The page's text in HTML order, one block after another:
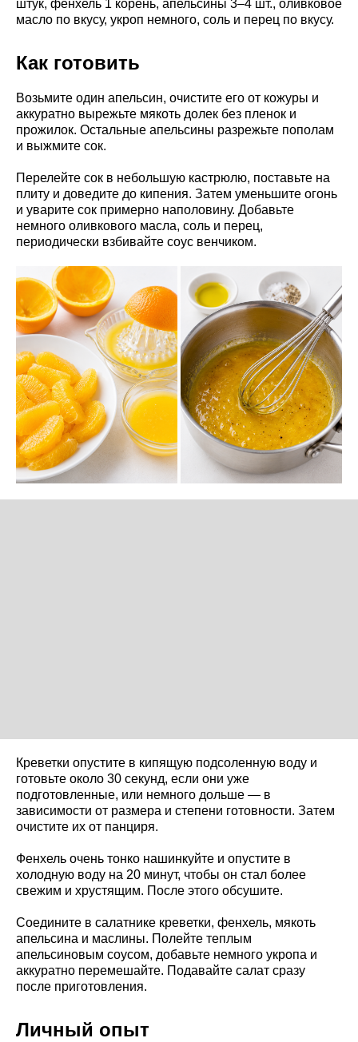
штук, фенхель 1 корень, апельсины 3–4 шт., оливковое
масло по вкусу, укроп немного, соль и перец по вкусу.
Как готовить
Возьмите один апельсин, очистите его от кожуры и
аккуратно вырежьте мякоть долек без пленок и
прожилок. Остальные апельсины разрежьте пополам
и выжмите сок.
Перелейте сок в небольшую кастрюлю, поставьте на
плиту и доведите до кипения. Затем уменьшите огонь
и уварите сок примерно наполовину. Добавьте
немного оливкового масла, соль и перец,
периодически взбивайте соус венчиком.
Креветки опустите в кипящую подсоленную воду и
готовьте около 30 секунд, если они уже
подготовленные, или немного дольше — в
зависимости от размера и степени готовности. Затем
очистите их от панциря.
Фенхель очень тонко нашинкуйте и опустите в
холодную воду на 20 минут, чтобы он стал более
свежим и хрустящим. После этого обсушите.
Соедините в салатнике креветки, фенхель, мякоть
апельсина и маслины. Полейте теплым
апельсиновым соусом, добавьте немного укропа и
аккуратно перемешайте. Подавайте салат сразу
после приготовления.
Личный опыт